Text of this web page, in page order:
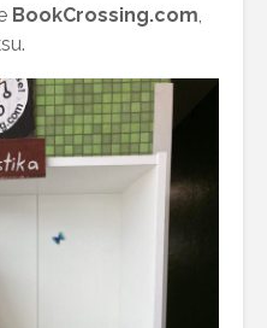
BookCrossing.com,